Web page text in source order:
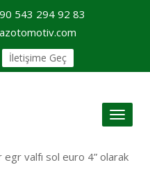
543 294 92 83
İletişime Geç
Toggle
valfı sol euro 4” olarak